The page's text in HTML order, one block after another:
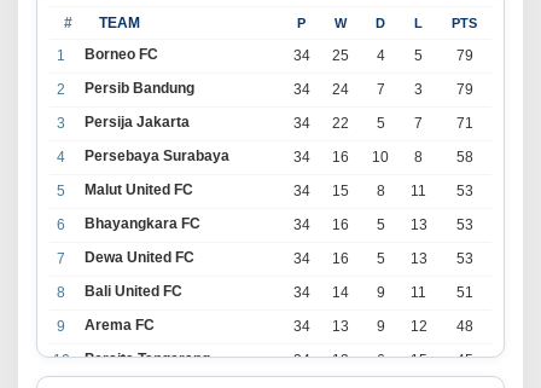
# TEAM P W D L PTS
1 Borneo FC 34 25 4 5
79
2
Persib Bandung 34 24 7 3
79
3
Persija Jakarta 34 22 5 7
71
4
Persebaya Surabaya 34 16 10 8
58
5
Malut United FC 34 15 8 11
53
6
Bhayangkara FC 34 16 5 13
53
7
Dewa United FC 34 16 5 13
53
8
Bali United FC 34 14 9 11
51
9
Arema FC 34 13 9 12
48
10
Persita Tangerang 34 13 6 15
45